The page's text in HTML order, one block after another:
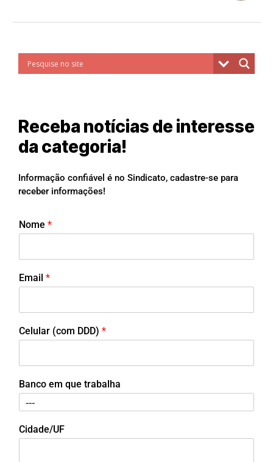
Receba notícias de interesse
da categoria!
Informação confiável é no Sindicato, cadastre-se para
receber informações!
Nome *
Email *
Celular (com DDD) *
Banco em que trabalha
Cidade/UF